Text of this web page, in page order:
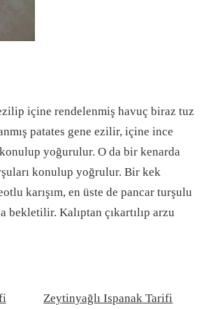
içine rendelenmiş havuç biraz tuz
patates gene ezilir, içine ince
yoğurulur. O da bir kenarda
konulup yoğ­rulur. Bir kek
karışım, en üste de pancar turşulu
bekletilir. Ka­lıptan çıkartılıp arzu
Zeytinyağlı Ispanak Tarifi